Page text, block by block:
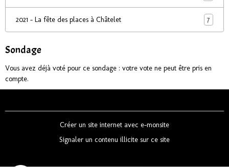
2021 - La fête des places à Châtelet 7
Sondage
Vous avez déjà voté pour ce sondage : votre vote ne peut être pris en
compte.
Créer un site internet avec e-monsite
Signaler un contenu illicite sur ce site